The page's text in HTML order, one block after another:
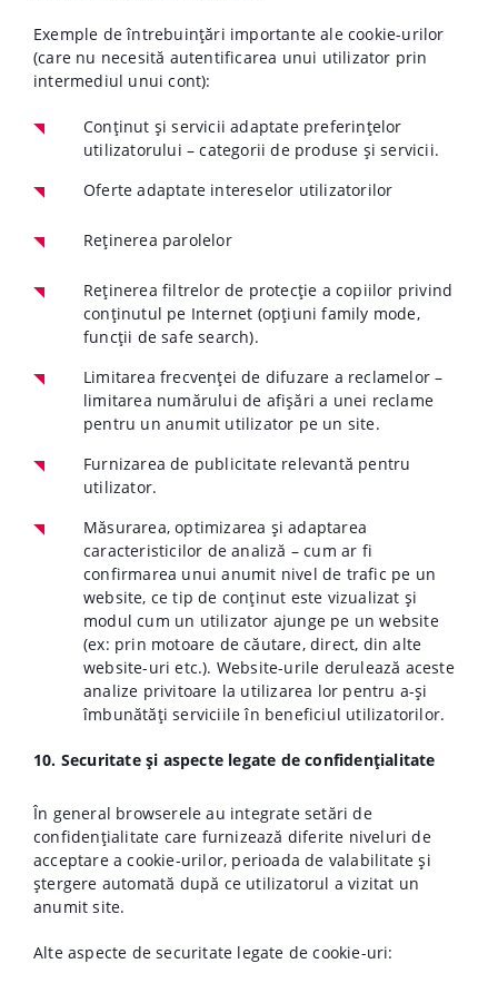
Exemple de întrebuințări importante ale cookie-urilor
(care nu necesită autentificarea unui utilizator prin
intermediul unui cont):
Conținut și servicii adaptate preferințelor
utilizatorului – categorii de produse și servicii.
Oferte adaptate intereselor utilizatorilor
Reținerea parolelor
Reținerea filtrelor de protecție a copiilor privind
conținutul pe Internet (opțiuni family mode,
funcții de safe search).
Limitarea frecvenței de difuzare a reclamelor –
limitarea numărului de afișări a unei reclame
pentru un anumit utilizator pe un site.
Furnizarea de publicitate relevantă pentru
utilizator.
Măsurarea, optimizarea și adaptarea
caracteristicilor de analiză – cum ar fi
confirmarea unui anumit nivel de trafic pe un
website, ce tip de conținut este vizualizat și
modul cum un utilizator ajunge pe un website
(ex: prin motoare de căutare, direct, din alte
website-uri etc.). Website-urile derulează aceste
analize privitoare la utilizarea lor pentru a-și
îmbunătăți serviciile în beneficiul utilizatorilor.
10. Securitate și aspecte legate de confidențialitate
În general browserele au integrate setări de
confidențialitate care furnizează diferite niveluri de
acceptare a cookie-urilor, perioada de valabilitate și
ștergere automată după ce utilizatorul a vizitat un
anumit site.
Alte aspecte de securitate legate de cookie-uri: